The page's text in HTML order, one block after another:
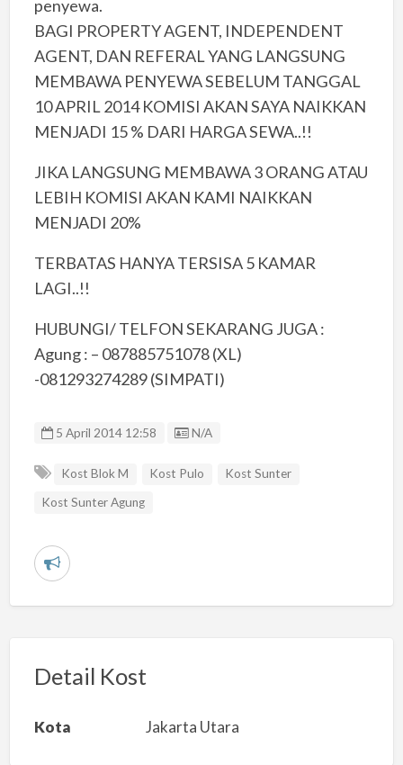
penyewa.
BAGI PROPERTY AGENT, INDEPENDENT
AGENT, DAN REFERAL YANG LANGSUNG
MEMBAWA PENYEWA SEBELUM TANGGAL
10 APRIL 2014 KOMISI AKAN SAYA NAIKKAN
MENJADI 15 % DARI HARGA SEWA..!!
JIKA LANGSUNG MEMBAWA 3 ORANG ATAU
LEBIH KOMISI AKAN KAMI NAIKKAN
MENJADI 20%
TERBATAS HANYA TERSISA 5 KAMAR
LAGI..!!
HUBUNGI/ TELFON SEKARANG JUGA :
Agung : – 087885751078 (XL)
-081293274289 (SIMPATI)
5 April 2014 12:58 Listing ID
N/A
Kost Blok M Kost Pulo
Kost Sunter
Kost Sunter Agung
L
r
a
Detail Kost
Kota Jakarta Utara